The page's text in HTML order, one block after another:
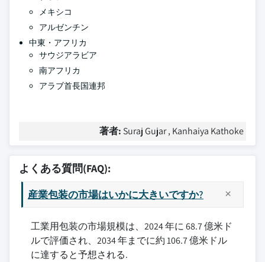
メキシコ
アルゼンチン
中東・アフリカ
サウジアラビア
南アフリカ
アラブ首長国連邦
著者: Suraj Gujar , Kanhaiya Kathoke
よくある質問(FAQ):
産業包装の市場はいかに大きいですか?
工業用包装の市場規模は、2024 年に 68.7 億米ド
ルで評価され、2034 年までに約 106.7 億米ドル
に達すると予想される.